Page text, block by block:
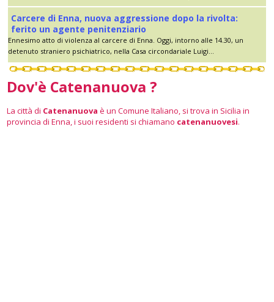
Carcere di Enna, nuova aggressione dopo la rivolta:
ferito un agente penitenziario
Ennesimo atto di violenza al carcere di Enna. Oggi, intorno alle 14.30, un
detenuto straniero psichiatrico, nella Casa circondariale Luigi...
Dov'è Catenanuova ?
La città di Catenanuova è un Comune Italiano, si trova in Sicilia in
provincia di Enna, i suoi residenti si chiamano catenanuovesi.